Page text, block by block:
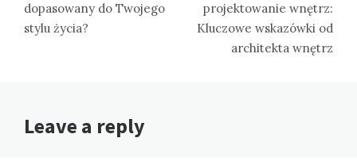
dopasowany do Twojego
stylu życia?
projektowanie wnętrz:
Kluczowe wskazówki od
architekta wnętrz
Leave a reply